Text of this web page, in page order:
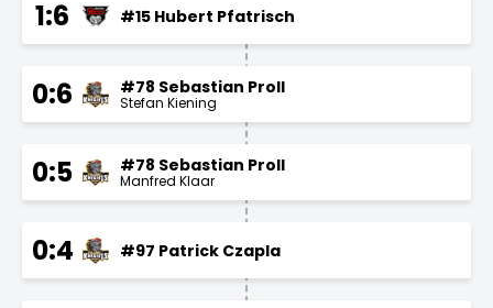
1:6 #15 Hubert Pfatrisch
0:6 #78 Sebastian Proll
Stefan Kiening
0:5 #78 Sebastian Proll
Manfred Klaar
0:4 #97 Patrick Czapla